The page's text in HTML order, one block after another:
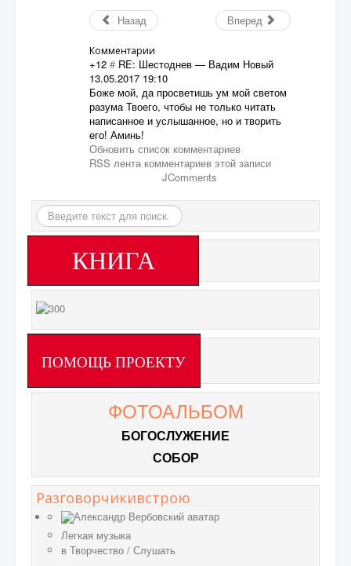
Назад Вперед
Комментарии
+12 # RE: Шестоднев— Вадим Новый
13.05.2017 19:10
Боже мой, да просветишь ум мой светом
разума Твоего, чтобы не только читать
написанное и услышанное, но и творить
его! Аминь!
Обновить список комментариев
RSS лента комментариев этой записи
JComments
Искать...
КНИГА
ПОМОЩЬ ПРОЕКТУ
ФОТОАЛЬБОМ
БОГОСЛУЖЕНИЕ
СОБОР
Разговорчикивстрою
Легкая музыка
в Творчество / Слушать